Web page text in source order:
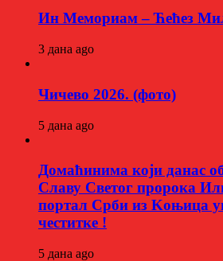
Ин Мемориам – Ћећез
3 дана ago
Чичево 2026. (фото)
5 дана ago
Домаћинима који данас
Славу Светог пророка
портал Срби из Kоњица
честитке !
5 дана ago